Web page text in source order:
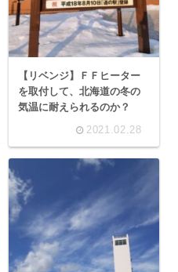
【リベンジ】ＦＦヒーター
を取付して、北海道の冬の
気温に耐えられるのか？
2021.02.28